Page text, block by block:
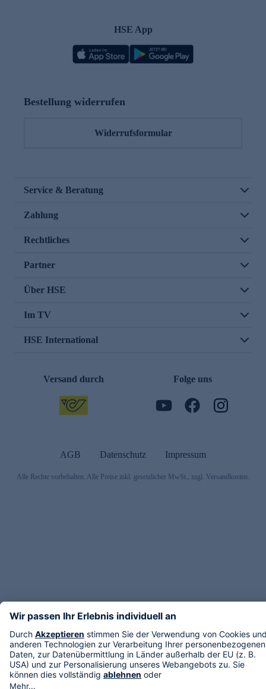
HSE App
Bestellung widerrufen
Widerrufsformular
Service & Beratung
Zahlung
Rechtliches
Partner
Über HSE
Im TV
HSE International
Versand durch Folge uns
AGB Datenschutz Impressum
Alle Rechte vorbehalten. Alle Preise inkl. gesetzlicher MwSt., zzgl. Versandkosten.